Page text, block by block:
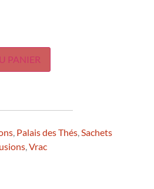
PANIER
, Palais des Thés,Sachets
,Vrac